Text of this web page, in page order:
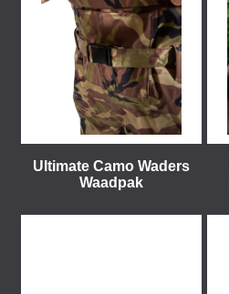
Ultimate Camo Waders
Waadpak